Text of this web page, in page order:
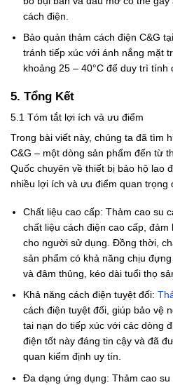
cách điện.
Bảo quản thảm cách điện C&G
tránh tiếp xúc với ánh nắng mặt
khoảng 25 – 40°C để duy trì tính
5. Tổng Kết
5.1 Tóm tắt lợi ích và ưu điểm
Trong bài viết này, chúng ta đã tìm
C&G – một dòng sản phẩm đến từ
Quốc chuyên về thiết bị bảo hộ lao
nhiều lợi ích và ưu điểm quan trọng
Chất liệu cao cấp: Thảm cao su
chất liệu cách điện cao cấp,
cho người sử dụng. Đồng thời,
sản phẩm có khả năng chịu
và đâm thủng, kéo dài tuổi thọ
Khả năng cách điện tuyệt đối:
cách điện tuyệt đối, giúp bảo vệ
tai nạn do tiếp xúc với các dòng
điện tốt này đáng tin cậy và đã
quan kiểm định uy tín.
Đa dạng ứng dụng: Thảm cao